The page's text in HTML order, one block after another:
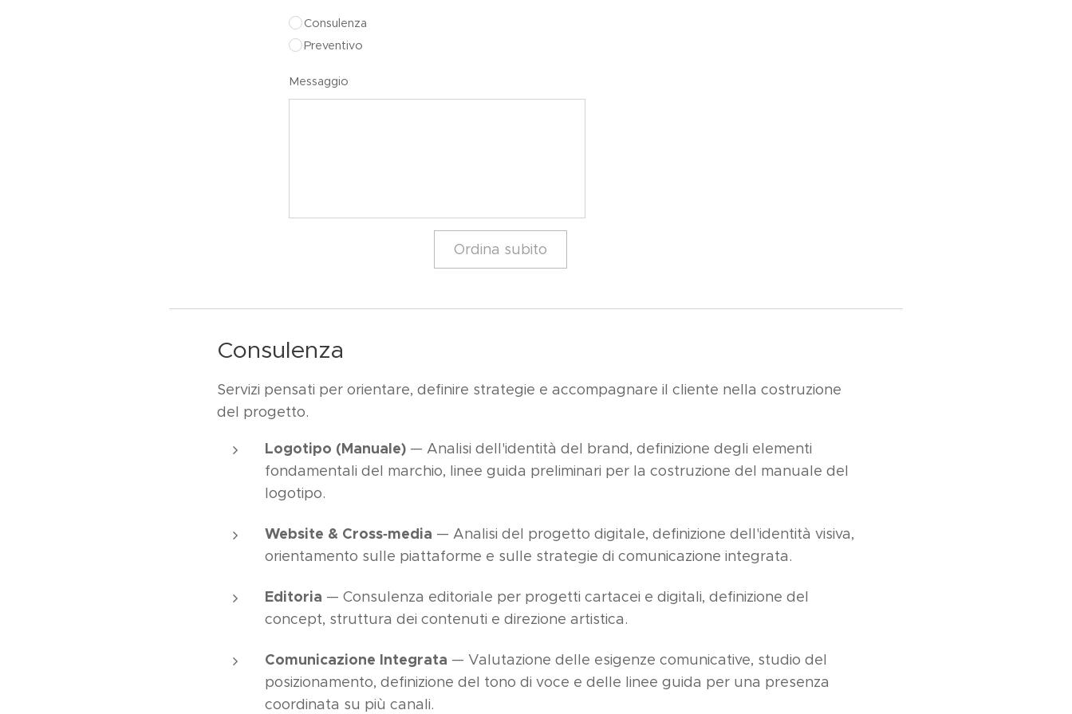
Consulenza
Preventivo
Messaggio
Ordina subito
Consulenza
Servizi pensati per orientare, definire strategie e accompagnare il cliente nella costruzione
del progetto.
Logotipo (Manuale) — Analisi dell'identità del brand, definizione degli elementi
fondamentali del marchio, linee guida preliminari per la costruzione del manuale del
logotipo.
Website & Cross‑media — Analisi del progetto digitale, definizione dell'identità visiva,
orientamento sulle piattaforme e sulle strategie di comunicazione integrata.
Editoria — Consulenza editoriale per progetti cartacei e digitali, definizione del
concept, struttura dei contenuti e direzione artistica.
Comunicazione Integrata — Valutazione delle esigenze comunicative, studio del
posizionamento, definizione del tono di voce e delle linee guida per una presenza
coordinata su più canali.